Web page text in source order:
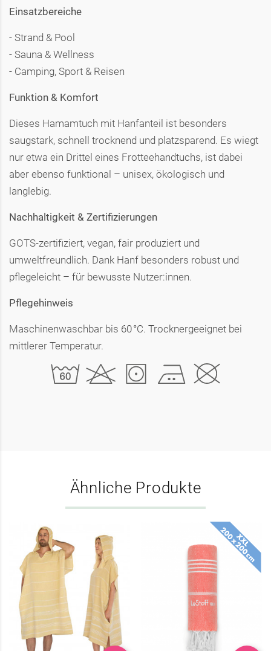
Einsatzbereiche
- Strand & Pool
- Sauna & Wellness
- Camping, Sport & Reisen
Funktion & Komfort
Dieses Hamamtuch mit Hanfanteil ist besonders
saugstark, schnell trocknend und platzsparend. Es wiegt
nur etwa ein Drittel eines Frotteehandtuchs, ist dabei
aber ebenso funktional – unisex, ökologisch und
langlebig.
Nachhaltigkeit & Zertifizierungen
GOTS-zertifiziert, vegan, fair produziert und
umweltfreundlich. Dank Hanf besonders robust und
pflegeleicht – für bewusste Nutzer:innen.
Pflegehinweis
Maschinenwaschbar bis 60 °C. Trocknergeeignet bei
mittlerer Temperatur.
Ähnliche Produkte